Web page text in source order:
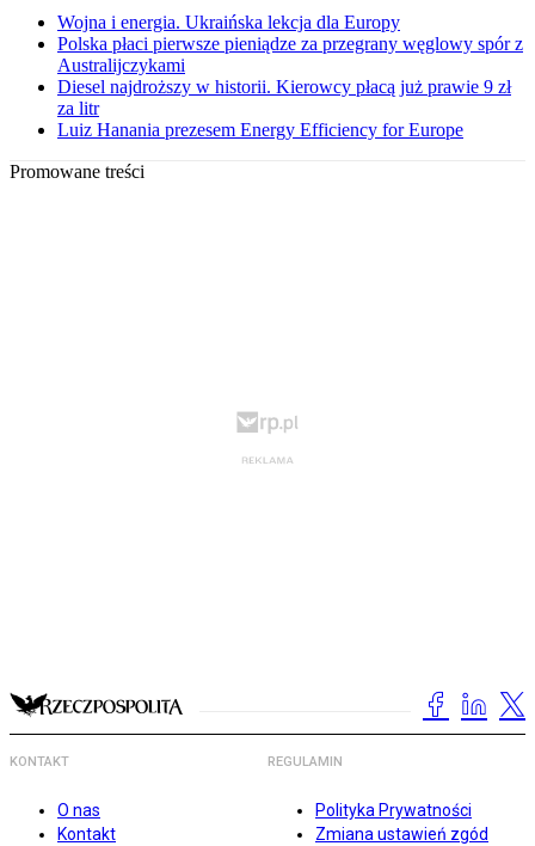
Wojna i energia. Ukraińska lekcja dla Europy
Polska płaci pierwsze pieniądze za przegrany węglowy spór z
Australijczykami
Diesel najdroższy w historii. Kierowcy płacą już prawie 9 zł
za litr
Luiz Hanania prezesem Energy Efficiency for Europe
Promowane treści
KONTAKT
O nas
Kontakt
REGULAMIN
Polityka Prywatności
Zmiana ustawień zgód